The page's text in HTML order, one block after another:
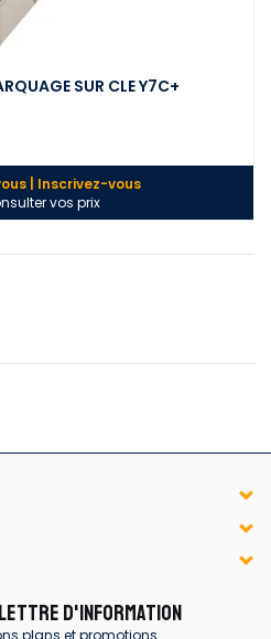
SUR CLE Y7C+
| Inscrivez-vous
vos prix
D'INFORMATION
plans et promotions